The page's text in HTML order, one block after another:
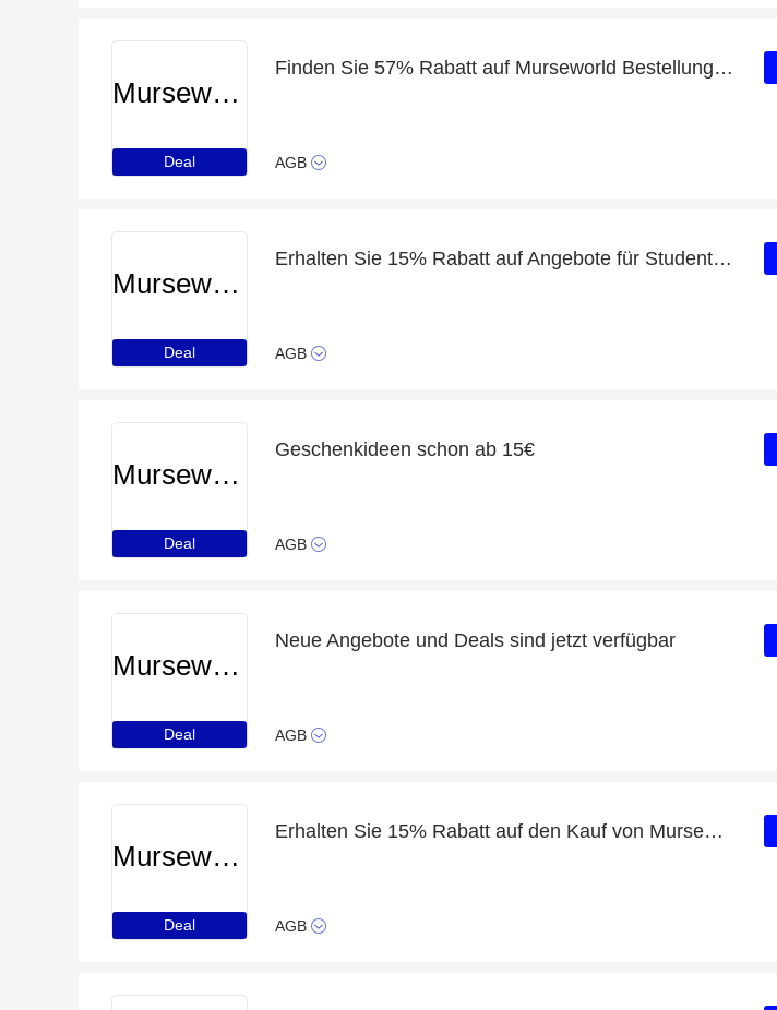
Murseworld
Deal
Finden Sie 57% Rabatt auf Murseworld Bestellungen
AGB
Murseworld
Deal
Erhalten Sie 15% Rabatt auf Angebote für Studenten
AGB
Murseworld
Deal
Geschenkideen schon ab 15€
AGB
Murseworld
Deal
Neue Angebote und Deals sind jetzt verfügbar
AGB
Murseworld
Deal
Erhalten Sie 15% Rabatt auf den Kauf von Murseworld
AGB